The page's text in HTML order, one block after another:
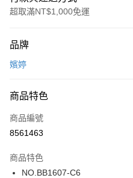
超取滿NT$1,000免運
信用卡一次付款
LINE Pay
街口支付
運送方式
品牌
嬪婷
商品特色
商品編號
8561463
商品特色
NO.BB1607-C6